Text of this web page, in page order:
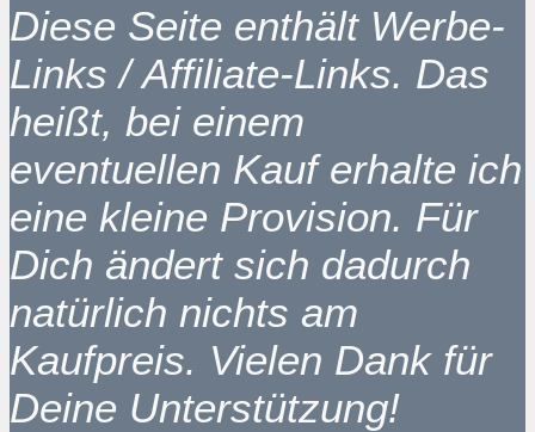
Diese Seite enthält Werbe-
Links / Affiliate-Links. Das
heißt, bei einem
eventuellen Kauf erhalte ich
eine kleine Provision. Für
Dich ändert sich dadurch
natürlich nichts am
Kaufpreis. Vielen Dank für
Deine Unterstützung!